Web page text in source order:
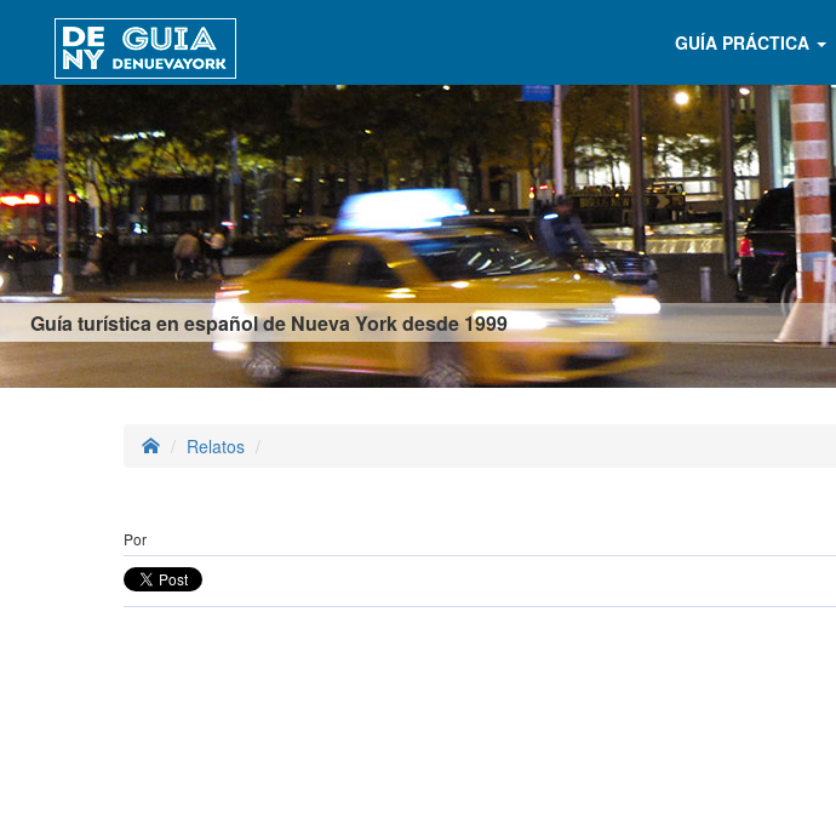
Guía turística en español de Nueva York desde 1999
GUÍA PRÁCTICA
Relatos
Por